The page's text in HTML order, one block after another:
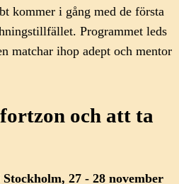
kommer i gång med de första
Programmet leds
matchar ihop adept och mentor
och att ta
27 - 28 november